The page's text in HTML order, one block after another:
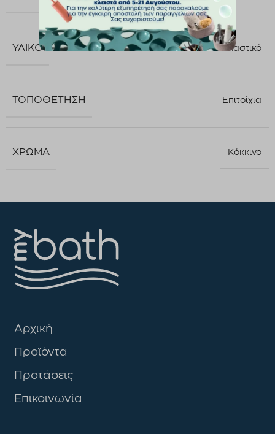
ΥΛΙΚΌ Πλαστικό
ΤΟΠΟΘΈΤΗΣΗ Επιτοίχια
ΧΡΏΜΑ Κόκκινο
Αρχική
Προϊόντα
Προτάσεις
Επικοινωνία